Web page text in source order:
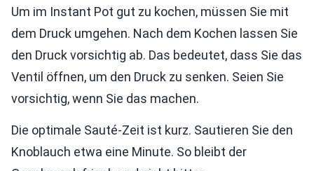
Um im Instant Pot gut zu kochen, müssen Sie mit
dem Druck umgehen. Nach dem Kochen lassen Sie
den Druck vorsichtig ab. Das bedeutet, dass Sie das
Ventil öffnen, um den Druck zu senken. Seien Sie
vorsichtig, wenn Sie das machen.
Die optimale Sauté-Zeit ist kurz. Sautieren Sie den
Knoblauch etwa eine Minute. So bleibt der